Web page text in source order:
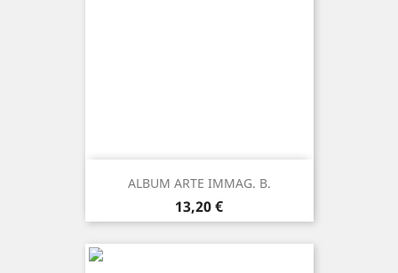
ALBUM ARTE IMMAG. B.
Prezzo
13,20 €